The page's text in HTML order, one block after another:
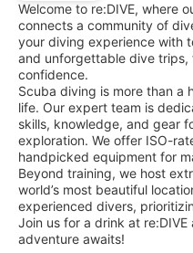
Welcome to re:DIVE, where
connects a community of
your diving experience with
and unforgettable dive
confidence.
Scuba diving is more than a
life. Our expert team is
skills, knowledge, and gear
exploration. We offer ISO-
handpicked equipment for
Beyond training, we host
world’s most beautiful
experienced divers,
Join us for a drink at
adventure awaits!